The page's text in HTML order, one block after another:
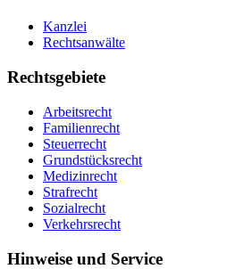
Kanzlei
Rechtsanwälte
Rechtsgebiete
Arbeitsrecht
Familienrecht
Steuerrecht
Grundstücksrecht
Medizinrecht
Strafrecht
Sozialrecht
Verkehrsrecht
Hinweise und Service